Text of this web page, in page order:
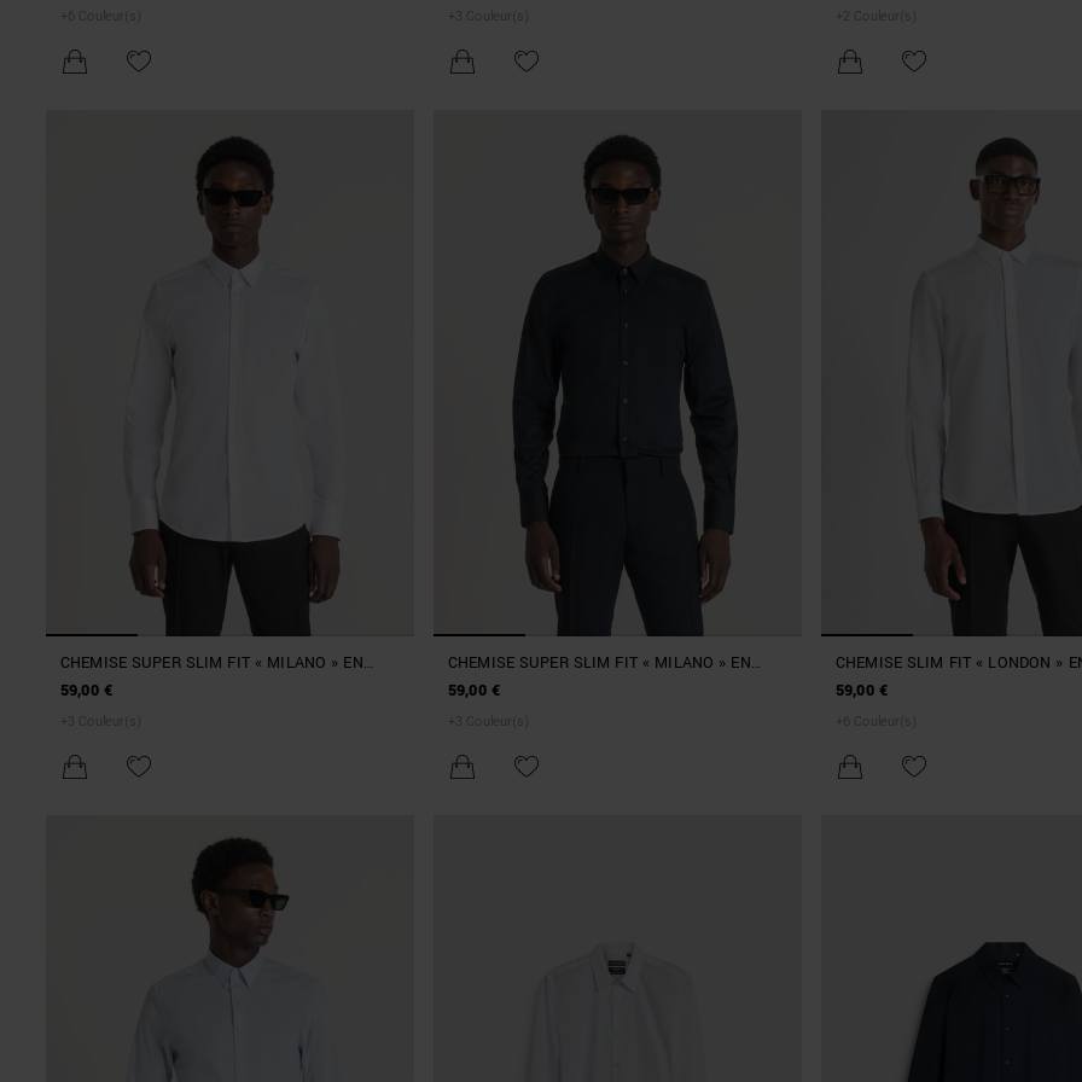
+ 6 Couleur(s) + 3 Couleur(s) + 2 Couleur(s)
CHEMISE SUPER SLIM FIT « MILANO » EN
POPELINE DE COTON MÉLANGÉE STRETCH
59,00 €
+ 3 Couleur(s)
CHEMISE SUPER SLIM FIT « MILANO » EN
POPELINE DE COTON MÉLANGÉE STRETCH
59,00 €
+ 3 Couleur(s)
CHEMISE SLIM FIT « LONDON »
EASY IRON AVEC BOUTONNAGE
59,00 €
+ 6 Couleur(s)